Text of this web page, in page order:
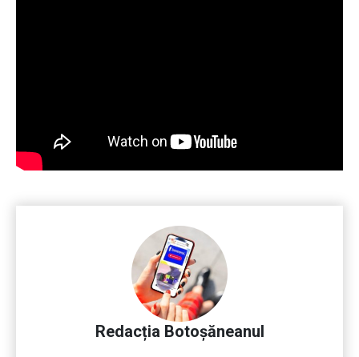
Redacția Botoșăneanul